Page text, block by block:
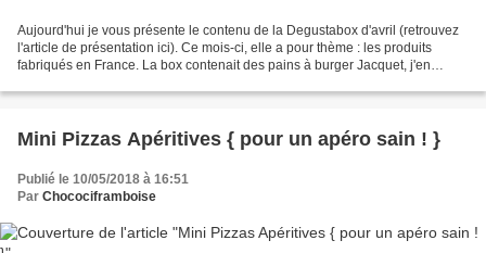
Aujourd'hui je vous présente le contenu de la Degustabox d'avril (retrouvez
l'article de présentation ici). Ce mois-ci, elle a pour thème : les produits
fabriqués en France. La box contenait des pains à burger Jacquet, j'en
Mini Pizzas Apéritives { pour un apéro sain ! }
Publié le 10/05/2018 à 16:51
Par Chocociframboise